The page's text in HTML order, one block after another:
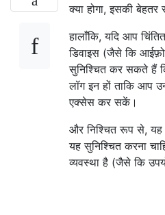
क्या होगा, इसकी
हालाँकि, यदि आप
डिवाइस (जैसे कि
सुनिश्चित कर सकते हैं
लॉग इन हों ताकि आप
एक्सेस कर सकें।
और निश्चित रूप से, यह
यह सुनिश्चित करना
व्यवस्था है (जैसे कि